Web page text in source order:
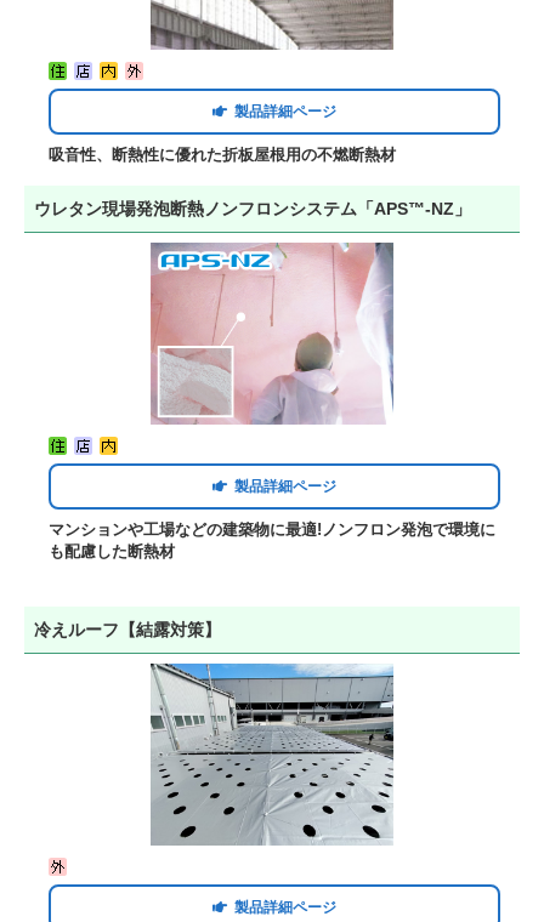
製品詳細ページ
吸音性、断熱性に優れた折板屋根用の不燃断熱材
ウレタン現場発泡断熱ノンフロンシステム「APS™-NZ」
製品詳細ページ
マンションや工場などの建築物に最適!ノンフロン発泡で環境に
も配慮した断熱材
冷えルーフ【結露対策】
製品詳細ページ